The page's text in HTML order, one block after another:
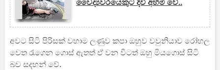
වෛද්‍යවරයෙකුට දිවි අහිමි වේ..
අවට සිටි පිරිසක් වහාම ලණුව කපා ඔහුව වවුනියාව රෝහල
වෙත රැගෙන ගොස් ඇතත් ඒ වන විටත් ඔහු මියගොස් සිටි
බව සදහන් වේ.